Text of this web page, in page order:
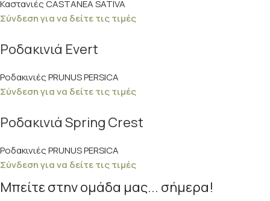
Καστανιές CASTANEA SATIVA
Σύνδεση για να δείτε τις τιμές
Ροδακινιά Evert
Ροδακινιές PRUNUS PERSICA
Σύνδεση για να δείτε τις τιμές
Ροδακινιά Spring Crest
Ροδακινιές PRUNUS PERSICA
Σύνδεση για να δείτε τις τιμές
Μπείτε στην ομάδα μας... σήμερα!